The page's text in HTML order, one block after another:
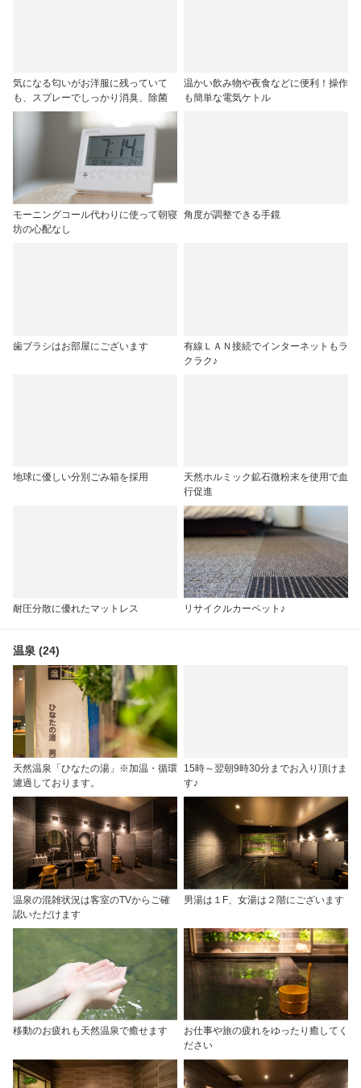
気になる匂いがお洋服に残っていて
も、スプレーでしっかり消臭、除菌
温かい飲み物や夜食などに便利！操作
も簡単な電気ケトル
モーニングコール代わりに使って朝寝
坊の心配なし
角度が調整できる手鏡
歯ブラシはお部屋にございます
有線ＬＡＮ接続でインターネットもラ
クラク♪
地球に優しい分別ごみ箱を採用
天然ホルミック鉱石微粉末を使用で血
行促進
耐圧分散に優れたマットレス リサイクルカーペット♪
温泉 (24)
天然温泉「ひなたの湯」※加温・循環
濾過しております。
15時～翌朝9時30分までお入り頂けま
す♪
温泉の混雑状況は客室のTVからご確
認いただけます
男湯は１F、女湯は２階にございます
移動のお疲れも天然温泉で癒せます
お仕事や旅の疲れをゆったり癒してく
ださい